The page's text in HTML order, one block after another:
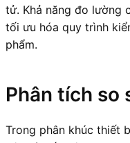
tử. Khả năng đo lường
tối ưu hóa quy trình
phẩm.
Phân tích so
Trong phân khúc thiết